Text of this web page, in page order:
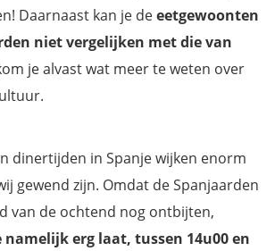
Daarnaast kan je deeetgewoonten
niet vergelijken met die van
je alvast wat meer te weten over
dinertijden in Spanje wijken enorm
gewend zijn. Omdat de Spanjaarden
van de ochtend nog ontbijten,
namelijk erg laat, tussen 14u00 en